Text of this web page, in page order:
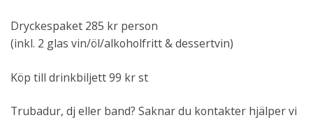
Dryckespaket 285 kr person
(inkl. 2 glas vin/öl/alkoholfritt & dessertvin)
Köp till drinkbiljett 99 kr st
Trubadur, dj eller band? Saknar du kontakter hjälper vi